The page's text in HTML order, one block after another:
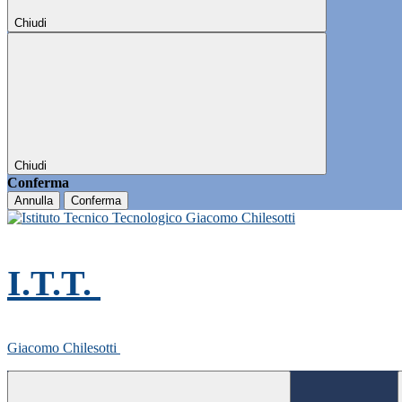
Chiudi
Chiudi
Conferma
Annulla Conferma
I.T.T.
Giacomo Chilesotti